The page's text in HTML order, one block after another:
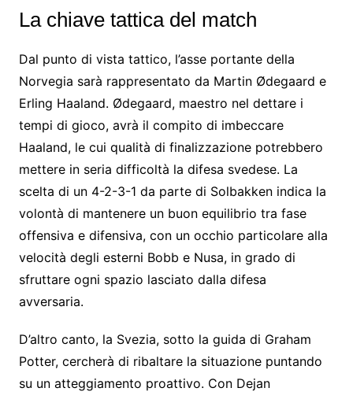
La chiave tattica del match
Dal punto di vista tattico, l’asse portante della
Norvegia sarà rappresentato da Martin Ødegaard e
Erling Haaland. Ødegaard, maestro nel dettare i
tempi di gioco, avrà il compito di imbeccare
Haaland, le cui qualità di finalizzazione potrebbero
mettere in seria difficoltà la difesa svedese. La
scelta di un 4-2-3-1 da parte di Solbakken indica la
volontà di mantenere un buon equilibrio tra fase
offensiva e difensiva, con un occhio particolare alla
velocità degli esterni Bobb e Nusa, in grado di
sfruttare ogni spazio lasciato dalla difesa
avversaria.
D’altro canto, la Svezia, sotto la guida di Graham
Potter, cercherà di ribaltare la situazione puntando
su un atteggiamento proattivo. Con Dejan